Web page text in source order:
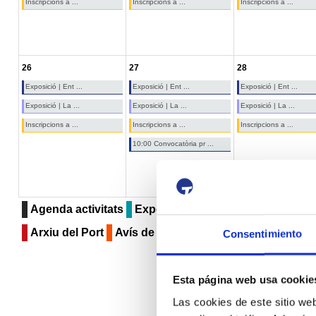
Consentimiento
Esta página web usa
Las cookies de este sitio
Inscripcions a ... Inscripcions a ... Inscripcions a ...
26
Exposició | Ent ...
Exposició | La ...
Inscripcions a ...
27
Exposició | Ent ...
Exposició | La ...
Inscripcions a ...
10:00 Convocatòria pr ...
28
Exposició | Ent ...
Exposició | La ...
Inscripcions a ...
Agenda activitats Exposicions
Arxiu del Port
Avís de circulació Compartint